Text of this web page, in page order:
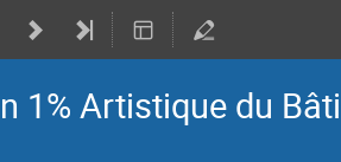
1% Artistique du